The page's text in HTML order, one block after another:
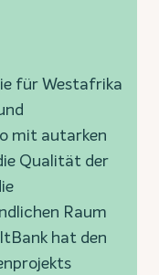
für Westafrika
mit autarken
Qualität der
Raum
hat den